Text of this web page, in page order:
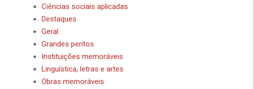
Ciências sociais aplicadas
Destaques
Geral
Grandes peritos
Instituições memoráveis
Linguística, letras e artes
Obras memoráveis